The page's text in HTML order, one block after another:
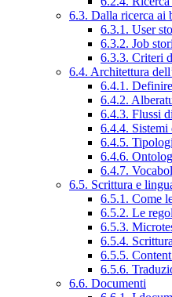
6.3. Dalla ricerca ai
6.3.1. User
6.3.2. Job
6.3.3. Criteri
6.4. Architettura
6.4.1.
6.4.2.
6.4.3. Flussi
6.4.4.
6.4.5.
6.4.6.
6.4.7.
6.5. Scrittura e
6.5.1. Come
6.5.2. Le
6.5.3.
6.5.4.
6.5.5.
6.5.6.
6.6. Documenti